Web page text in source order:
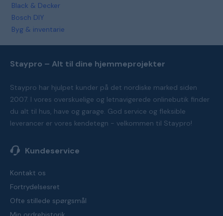
Black & Decker
Bosch DIY
Byg & inventarie
Staypro – Alt til dine hjemmeprojekter
Staypro har hjulpet kunder på det nordiske marked siden
2007. I vores overskuelige og letnavigerede onlinebutik finder
du alt til hus, have og garage. God service og fleksible
leverancer er vores kendetegn - velkommen til Staypro!
Kundeservice
Kontakt os
Fortrydelsesret
Ofte stillede spørgsmål